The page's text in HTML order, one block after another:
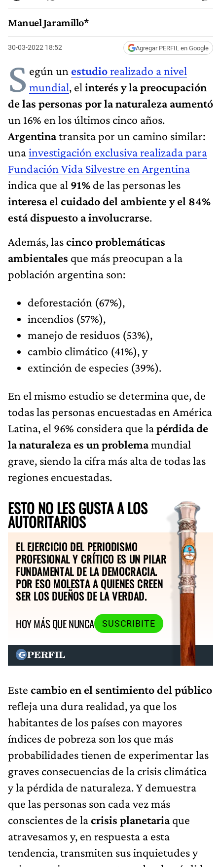
Manuel Jaramillo*
30-03-2022 18:52 Agregar PERFIL en Google
S egún un estudiorealizado a nivel
mundial, el interés y la preocupación
de las personas por la naturaleza aumentó
un 16% en los últimos cinco años.
Argentinatransita por un camino similar:
unainvestigación exclusiva realizada para
Fundación Vida Silvestre en Argentina
indica que al 91% de las personas les
interesa el cuidado del ambiente y el 84%
está dispuesto a involucrarse.
Además, lascinco problemáticas
ambientales que más preocupan a la
población argentina son:
deforestación (67%),
incendios (57%),
manejo de residuos (53%),
cambio climático (41%), y
extinción de especies (39%).
En el mismo estudio se determina que, de
todas las personas encuestadas en América
Latina, el 96% considera que lapérdida de
la naturaleza es un problemamundial
grave, siendo la cifra más alta de todas las
regiones encuestadas.
ESTO NO LES GUSTA A LOS
AUTORITARIOS
EL EJERCICIO DEL PERIODISMO
PROFESIONAL Y CRÍTICO ES UN PILAR
FUNDAMENTAL DE LA DEMOCRACIA.
POR ESO MOLESTA A QUIENES CREEN
SER LOS DUEÑOS DE LA VERDAD.
HOY MÁS QUE NUNCA
SUSCRIBITE
Este cambio en el sentimiento del público
refleja una dura realidad, ya que los
habitantes de los países con mayores
índices de pobreza son los que más
probabilidades tienen de experimentar las
graves consecuencias de la crisis climática
y la pérdida de naturaleza. Y demuestra
que las personas son cada vez más
conscientes de lacrisis planetariaque
atravesamos y, en respuesta a esta
tendencia, transmiten sus inquietudes y